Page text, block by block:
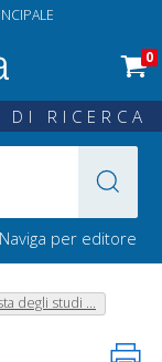
0
RICERCA
Naviga per editore
degli studi ...